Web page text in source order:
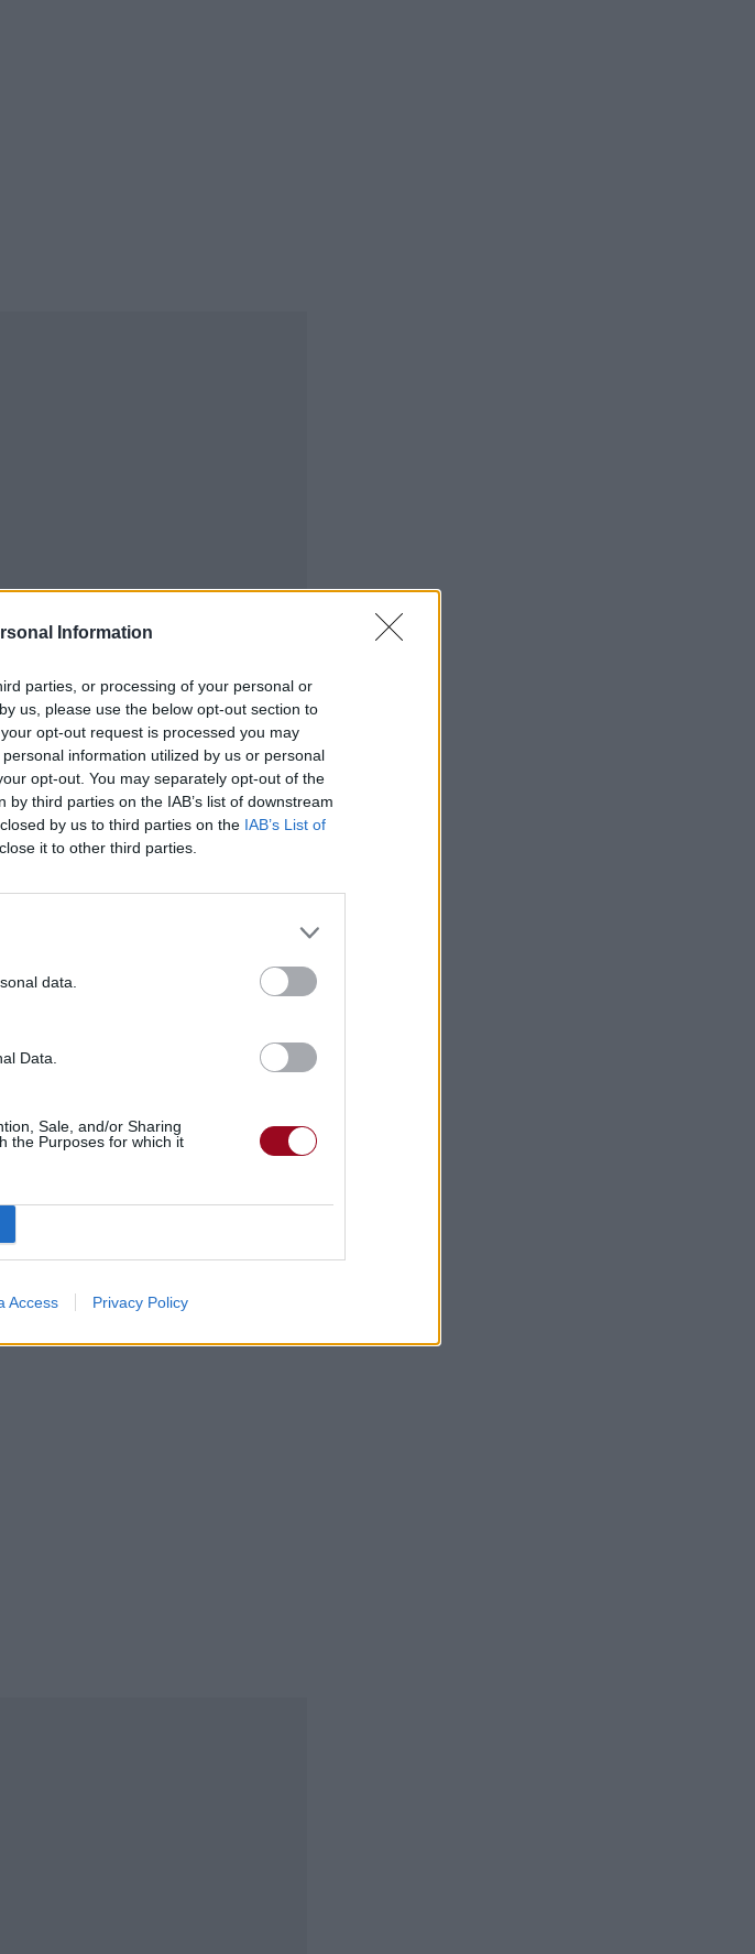
Information
parties, or processing of your personal or
us, please use the below opt-out section to
opt-out request is processed you may
information utilized by us or personal
opt-out. You may separately opt-out of the
third parties on the IAB’s list of downstream
by us to third parties on the IAB’s List of
it to other third parties.
data.
Data.
Sale, and/or Sharing
the Purposes for which it
Access Privacy Policy